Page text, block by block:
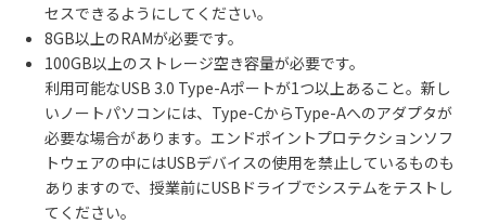
セスできるようにしてください。
8GB以上のRAMが必要です。
100GB以上のストレージ空き容量が必要です。
利用可能なUSB 3.0 Type-Aポートが1つ以上あること。新し
いノートパソコンには、Type-CからType-Aへのアダプタが
必要な場合があります。エンドポイントプロテクションソフ
トウェアの中にはUSBデバイスの使用を禁止しているものも
ありますので、授業前にUSBドライブでシステムをテストし
てください。